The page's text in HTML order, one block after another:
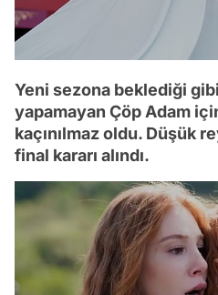
Yeni sezona beklediği
yapamayan Çöp Adam
kaçınılmaz oldu. Düşük
final kararı alındı.